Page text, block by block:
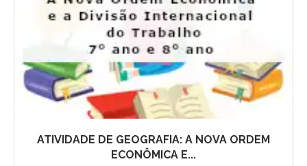
ATIVIDADE DE GEOGRAFIA: A NOVA ORDEM
ECONÔMICA E...